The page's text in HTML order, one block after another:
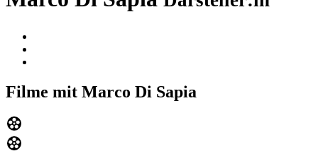
Filme mit Marco Di Sapia